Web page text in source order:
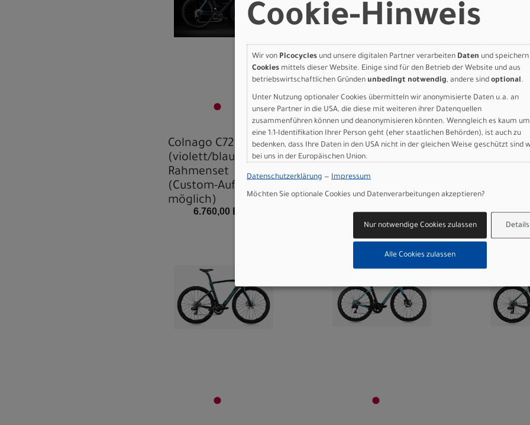
Colnago C72 - HFTB
(violett/blau) -
Rahmenset
(Custom-Aufbau
möglich)
6.760,00 EUR
Colnago C72 - HFRD
(schwarz/rot) -
Rahmenset
möglich)
6.760,00 EUR
Cookie-Hinweis
Wir von Picocycles und unsere digitalen Partner verarbeiten Daten und speichern
Cookies mittels dieser Website. Einige sind für den Betrieb der Website und aus
betriebswirtschaftlichen Gründen unbedingt notwendig, andere sind optional.
Unter Nutzung optionaler Cookies übermitteln wir anonymisierte Daten u.a. an
unsere Partner in die USA, die diese mit weiteren ihrer Datenquellen
zusammenführen können und deanonymisieren könnten. Wenngleich es kaum um
eine 1:1-Identifikation Ihrer Person geht (eher staatlichen Behörden), ist auch zu
bedenken, dass Ihre Daten in den USA nicht in der gleichen Weise geschützt sind
bei uns in der Europäischen Union.
Datenschutzerklärung — Impressum
Möchten Sie optionale Cookies und Datenverarbeitungen akzeptieren?
Details
Nur notwendige Cookies zulassen
Alle Cookies zulassen